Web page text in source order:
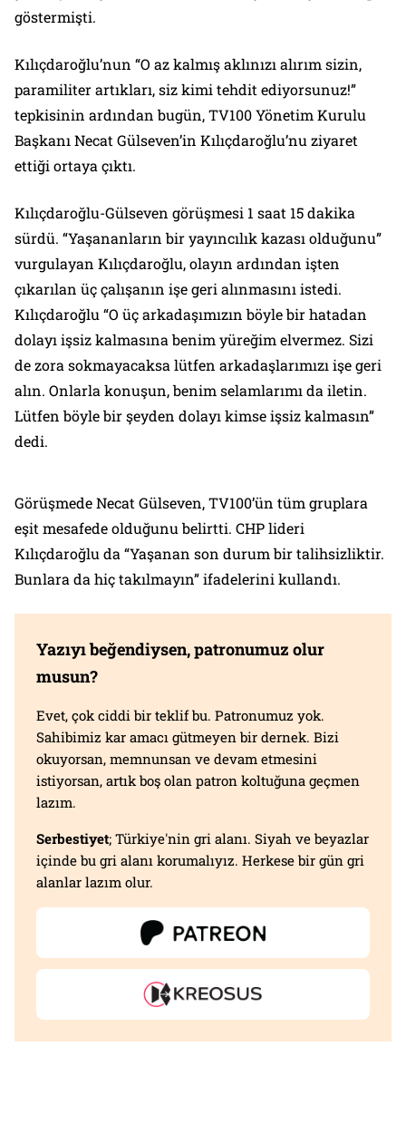
göstermişti.
Kılıçdaroğlu’nun “O az kalmış aklınızı alırım sizin,
paramiliter artıkları, siz kimi tehdit ediyorsunuz!”
tepkisinin ardından bugün, TV100 Yönetim Kurulu
Başkanı Necat Gülseven’in Kılıçdaroğlu’nu ziyaret
ettiği ortaya çıktı.
Kılıçdaroğlu-Gülseven görüşmesi 1 saat 15 dakika
sürdü. “Yaşananların bir yayıncılık kazası olduğunu”
vurgulayan Kılıçdaroğlu, olayın ardından işten
çıkarılan üç çalışanın işe geri alınmasını istedi.
Kılıçdaroğlu “O üç arkadaşımızın böyle bir hatadan
dolayı işsiz kalmasına benim yüreğim elvermez. Sizi
de zora sokmayacaksa lütfen arkadaşlarımızı işe geri
alın. Onlarla konuşun, benim selamlarımı da iletin.
Lütfen böyle bir şeyden dolayı kimse işsiz kalmasın”
dedi.
Görüşmede Necat Gülseven, TV100’ün tüm gruplara
eşit mesafede olduğunu belirtti. CHP lideri
Kılıçdaroğlu da “Yaşanan son durum bir talihsizliktir.
Bunlara da hiç takılmayın” ifadelerini kullandı.
Yazıyı beğendiysen, patronumuz olur
musun?
Evet, çok ciddi bir teklif bu. Patronumuz yok.
Sahibimiz kar amacı gütmeyen bir dernek. Bizi
okuyorsan, memnunsan ve devam etmesini
istiyorsan, artık boş olan patron koltuğuna geçmen
lazım.
Serbestiyet; Türkiye'nin gri alanı. Siyah ve beyazlar
içinde bu gri alanı korumalıyız. Herkese bir gün gri
alanlar lazım olur.